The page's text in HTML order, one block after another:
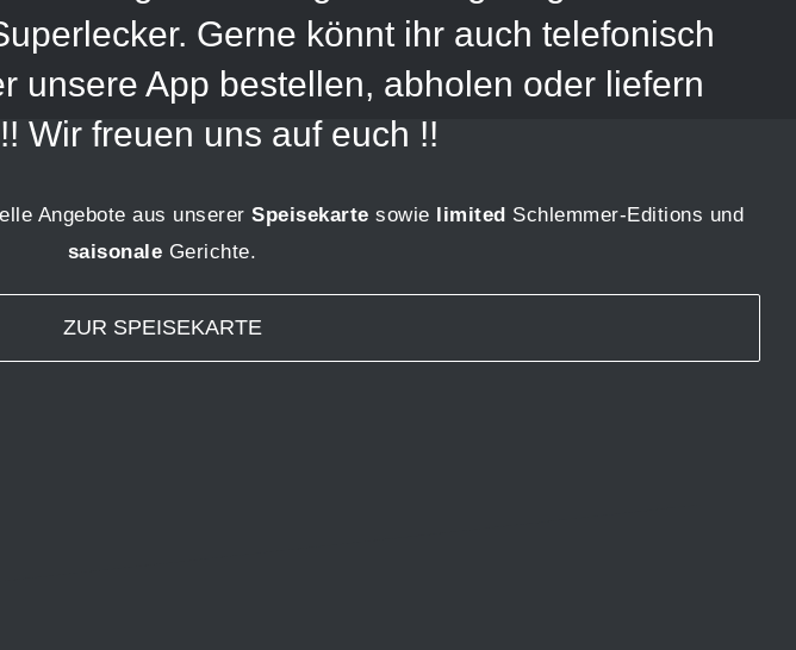
Gerne könnt ihr auch telefonisch
unsere App bestellen, abholen oder liefern
Wir freuen uns auf euch !!
Angebote aus unsererSpeisekartesowie limited Schlemmer-Editions und
saisonale Gerichte.
ZUR SPEISEKARTE